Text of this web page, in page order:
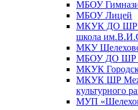
МБОУ
МБОУ Лицей
МКУК ДО ШР
школа
МКУ
МБОУ ДО ШР
МКУК
МКУК ШР
культурного
МУП